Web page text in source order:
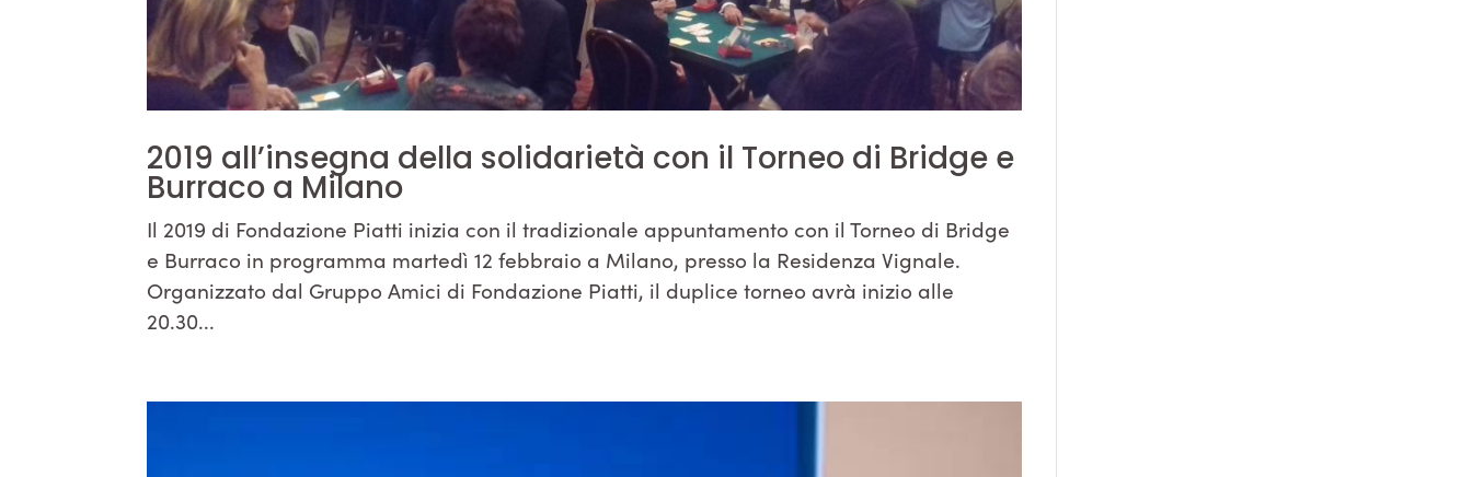
2019 all’insegna della solidarietà con il Torneo di Bridge e
Burraco a Milano
Il 2019 di Fondazione Piatti inizia con il tradizionale appuntamento con il Torneo di Bridge
e Burraco in programma martedì 12 febbraio a Milano, presso la Residenza Vignale.
Organizzato dal Gruppo Amici di Fondazione Piatti, il duplice torneo avrà inizio alle
20.30...